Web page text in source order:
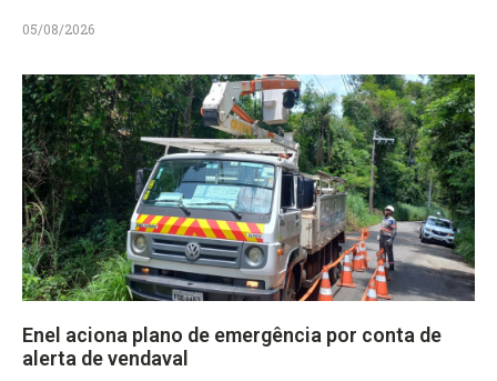
05/08/2026
Enel aciona plano de emergência por conta de
alerta de vendaval